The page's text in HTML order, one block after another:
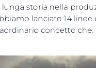
storia nella
lanciato 14
concetto che,
Mappa Del Sito